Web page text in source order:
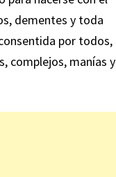
dementes y toda
por todos,
complejos, manías y